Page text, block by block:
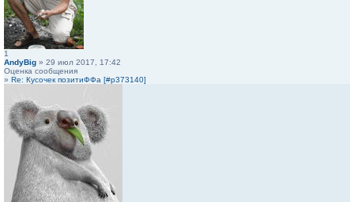
1
AndyBig » 29 июл 2017, 17:42
Оценка сообщения
» Re: Кусочек позитиФФа [#p373140]